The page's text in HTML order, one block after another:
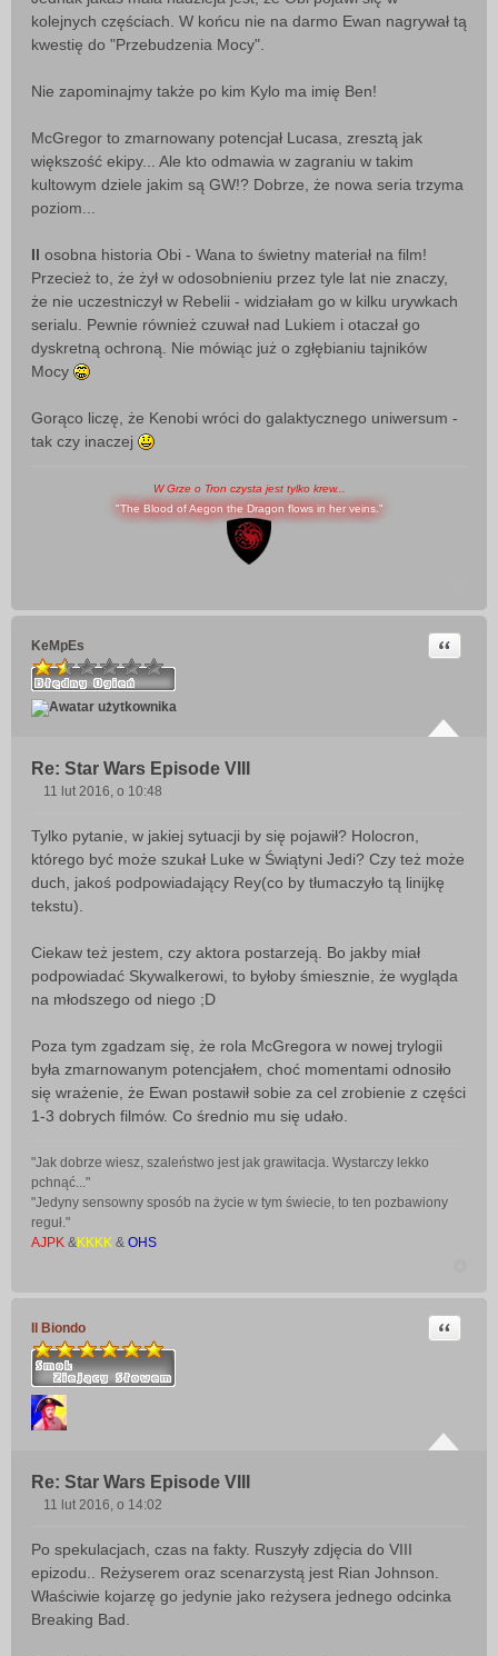
kolejnych częściach. W końcu nie na darmo Ewan nagrywał tą
kwestię do "Przebudzenia Mocy".
Nie zapominajmy także po kim Kylo ma imię Ben!
McGregor to zmarnowany potencjał Lucasa, zresztą jak
większość ekipy... Ale kto odmawia w zagraniu w takim
kultowym dziele jakim są GW!? Dobrze, że nowa seria trzyma
poziom...
Il osobna historia Obi - Wana to świetny materiał na film!
Przecież to, że żył w odosobnieniu przez tyle lat nie znaczy,
że nie uczestniczył w Rebelii - widziałam go w kilku urywkach
serialu. Pewnie również czuwał nad Lukiem i otaczał go
dyskretną ochroną. Nie mówiąc już o zgłębianiu tajników
Mocy
Gorąco liczę, że Kenobi wróci do galaktycznego uniwersum -
tak czy inaczej
W Grze o Tron czysta jest tylko krew...
"The Blood of Aegon the Dragon flows in her veins."
KeMpEs
Re: Star Wars Episode VIII
Cytuj
s
t
11 lut 2016, o 10:48
Tylko pytanie, w jakiej sytuacji by się pojawił? Holocron,
którego być może szukał Luke w Świątyni Jedi? Czy też może
duch, jakoś podpowiadający Rey(co by tłumaczyło tą linijkę
tekstu).
Ciekaw też jestem, czy aktora postarzeją. Bo jakby miał
podpowiadać Skywalkerowi, to byłoby śmiesznie, że wygląda
na młodszego od niego ;D
Poza tym zgadzam się, że rola McGregora w nowej trylogii
była zmarnowanym potencjałem, choć momentami odnosiło
się wrażenie, że Ewan postawił sobie za cel zrobienie z części
1-3 dobrych filmów. Co średnio mu się udało.
"Jak dobrze wiesz, szaleństwo jest jak grawitacja. Wystarczy lekko
pchnąć..."
"Jedyny sensowny sposób na życie w tym świecie, to ten pozbawiony
reguł."
AJPK &KKKK & OHS
Il Biondo
Re: Star Wars Episode VIII
Cytuj
s
t
11 lut 2016, o 14:02
Po spekulacjach, czas na fakty. Ruszyły zdjęcia do VIII
epizodu.. Reżyserem oraz scenarzystą jest Rian Johnson.
Właściwie kojarzę go jedynie jako reżysera jednego odcinka
Breaking Bad.